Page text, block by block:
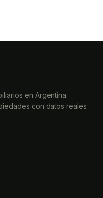
en Argentina.
con datos reales